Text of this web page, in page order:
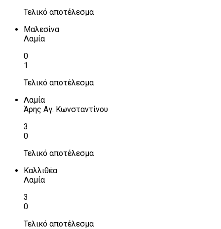
Τελικό αποτέλεσμα
Μαλεσίνα
Λαμία
0
1
Τελικό αποτέλεσμα
Λαμία
Άρης Αγ. Κωνσταντίνου
3
0
Τελικό αποτέλεσμα
Καλλιθέα
Λαμία
3
0
Τελικό αποτέλεσμα